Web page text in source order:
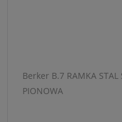
Berker B.7 RAMKA STAL
PIONOWA